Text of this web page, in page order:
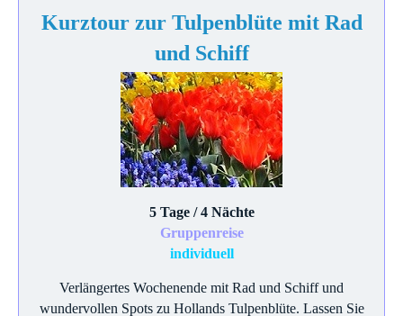
Kurztour zur Tulpenblüte mit Rad
und Schiff
5 Tage / 4 Nächte
Gruppenreise
individuell
Verlängertes Wochenende mit Rad und Schiff und
wundervollen Spots zu Hollands Tulpenblüte. Lassen Sie